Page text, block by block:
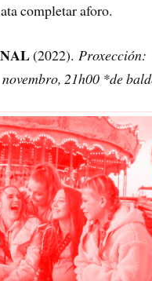
completar aforo.
(2022). Proxección:
novembro, 21h00 *de